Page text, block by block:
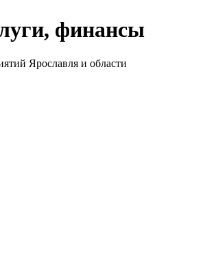
финансы
Ярославля и области